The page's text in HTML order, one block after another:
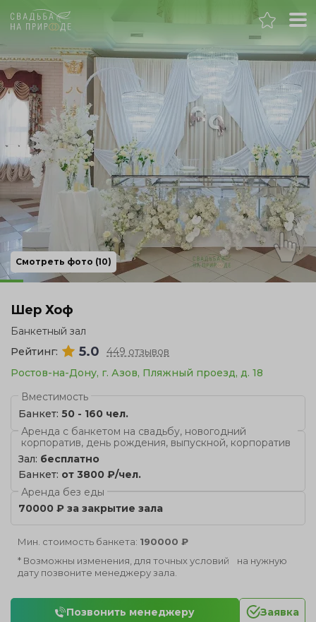
Ростов-на-Дону
Банкет
Свадьба
День рождения
Выпускной
Корпоратив
Смотреть фото (10)
Шер Хоф
Банкетный зал
Рейтинг:
5.0
449 отзывов
Ростов-на-Дону, г. Азов, Пляжный проезд, д. 18
Вместимость
Банкет: 50 - 160 чел.
Аренда с банкетом на свадьбу, новогодний
корпоратив, день рождения, выпускной, корпоратив
Зал: бесплатно
Банкет: от 3800 ₽/чел.
Аренда без еды
70000 ₽ за закрытие зала
Мин. стоимость банкета: 190000 ₽
* Возможны изменения, для точных условий на нужную
дату позвоните менеджеру зала.
Позвонить менеджеру Заявка